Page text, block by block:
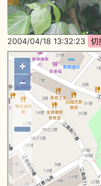
2004/04/18 13:32:23
+
−